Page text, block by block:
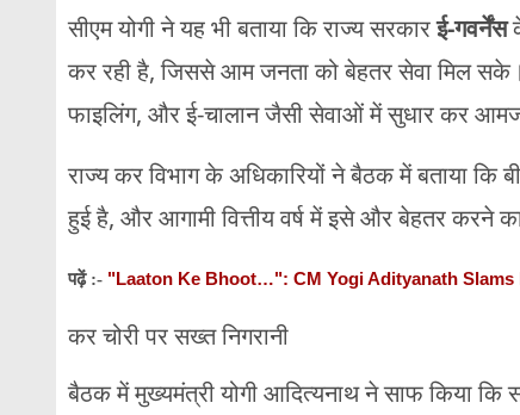
सीएम योगी ने यह भी बताया कि राज्य सरकारई-गवर्नेंस
कर रही है, जिससे आम जनता को बेहतर सेवा मिल
फाइलिंग, और ई-चालान जैसी सेवाओं में सुधार कर आमजन
राज्य कर विभाग के अधिकारियों ने बैठक में बताया कि
हुई है, और आगामी वित्तीय वर्ष में इसे और बेहतर करने
पढ़ें :- "Laaton Ke Bhoot…": CM Yogi Adityanath
कर चोरी पर सख्त निगरानी
बैठक में मुख्यमंत्री योगी आदित्यनाथ ने साफ किया